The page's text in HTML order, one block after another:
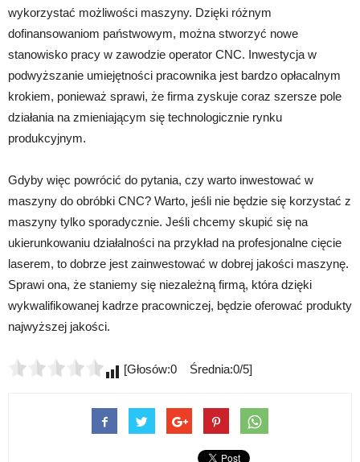
wykorzystać możliwości maszyny. Dzięki różnym
dofinansowaniom państwowym, można stworzyć nowe
stanowisko pracy w zawodzie operator CNC. Inwestycja w
podwyższanie umiejętności pracownika jest bardzo opłacalnym
krokiem, ponieważ sprawi, że firma zyskuje coraz szersze pole
działania na zmieniającym się technologicznie rynku
produkcyjnym.
Gdyby więc powrócić do pytania, czy warto inwestować w
maszyny do obróbki CNC? Warto, jeśli nie będzie się korzystać z
maszyny tylko sporadycznie. Jeśli chcemy skupić się na
ukierunkowaniu działalności na przykład na profesjonalne cięcie
laserem, to dobrze jest zainwestować w dobrej jakości maszynę.
Sprawi ona, że staniemy się niezależną firmą, która dzięki
wykwalifikowanej kadrze pracowniczej, będzie oferować produkty
najwyższej jakości.
[Głosów:0 Średnia:0/5]